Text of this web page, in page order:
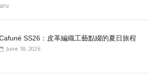
SS26：皮革編織工藝點綴的夏日旅程
June 18, 2026